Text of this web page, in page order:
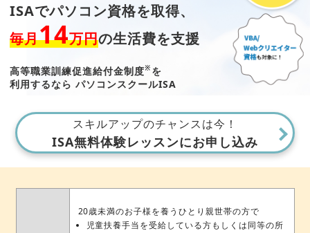
ISAでパソコン資格を取得、
毎月14万円の生活費を支援
高等職業訓練促進給付金制度※ を
利用するなら パソコンスクールISA
スキルアップのチャンスは今！
ISA無料体験レッスンにお申し込み
20歳未満のお子様を養うひとり親世帯の方で
児童扶養手当を受給している方もしくは同等の所